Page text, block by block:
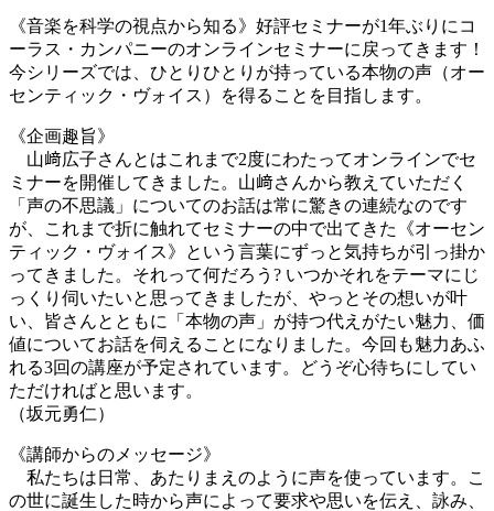
《音楽を科学の視点から知る》好評セミナーが1年ぶりにコ
ーラス・カンパニーのオンラインセミナーに戻ってきます！
今シリーズでは、ひとりひとりが持っている本物の声（オー
センティック・ヴォイス）を得ることを目指します。
《企画趣旨》
山﨑広子さんとはこれまで2度にわたってオンラインでセ
ミナーを開催してきました。山﨑さんから教えていただく
「声の不思議」についてのお話は常に驚きの連続なのです
が、これまで折に触れてセミナーの中で出てきた《オーセン
ティック・ヴォイス》という言葉にずっと気持ちが引っ掛か
ってきました。それって何だろう? いつかそれをテーマにじ
っくり伺いたいと思ってきましたが、やっとその想いが叶
い、皆さんとともに「本物の声」が持つ代えがたい魅力、価
値についてお話を伺えることになりました。今回も魅力あふ
れる3回の講座が予定されています。どうぞ心待ちにしてい
ただければと思います。
（坂元勇仁）
《講師からのメッセージ》
私たちは日常、あたりまえのように声を使っています。こ
の世に誕生した時から声によって要求や思いを伝え、詠み、